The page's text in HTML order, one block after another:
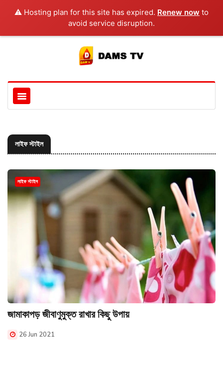
⚠️ Hosting plan for this site has expired. Renew now to
avoid service disruption.
লাইফ স্টাইল
লাইফ স্টাইল
জামাকাপড় জীবাণুমুক্ত রাখার কিছু উপায়
26 Jun 2021